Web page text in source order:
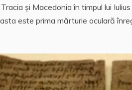
dI
n
a
c
t
A
p
o
M
l
e
a
ă
şi Macedonia în timpul lui
este prima mărturie oculară